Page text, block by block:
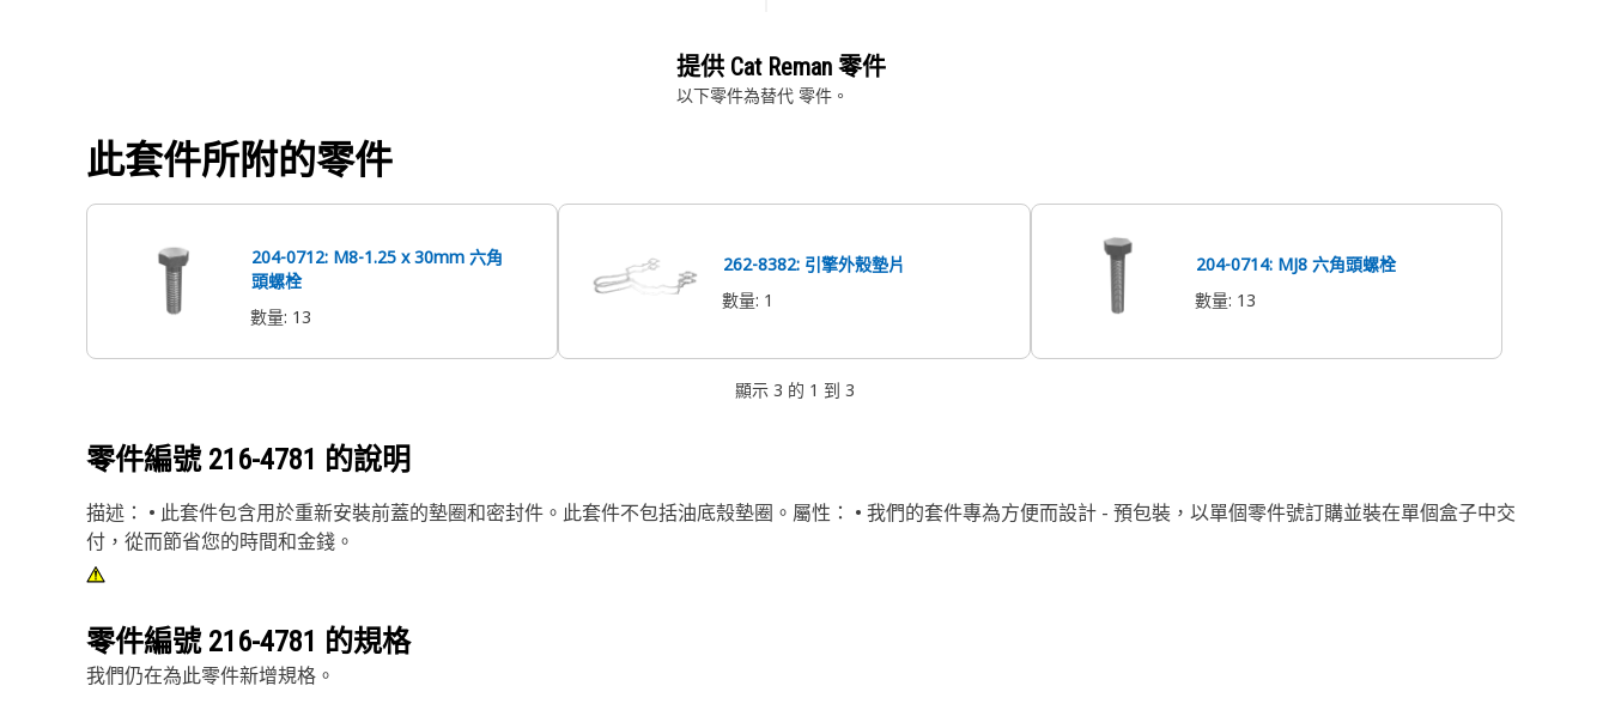
提供 Cat Reman 零件
以下零件為替代 零件。
此套件所附的零件
204-0712: M8-1.25 x 30mm 六角
頭螺栓
數量: 13
262-8382: 引擎外殼墊片
數量: 1
204-0714: MJ8 六角頭螺栓
數量: 13
顯示 3 的 1 到 3
零件編號 216-4781 的說明
描述： • 此套件包含用於重新安裝前蓋的墊圈和密封件。此套件不包括油底殼墊圈。屬性： • 我們的套件專為方便而設計 - 預包裝，以單個零件號訂購並裝在單個盒子中交
付，從而節省您的時間和金錢。
零件編號 216-4781 的規格
我們仍在為此零件新增規格。